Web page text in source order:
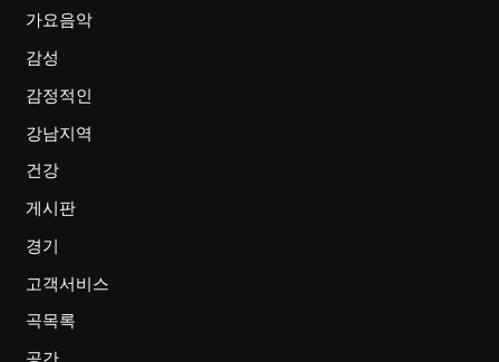
가요음악
감성
감정적인
강남지역
건강
게시판
경기
고객서비스
곡목록